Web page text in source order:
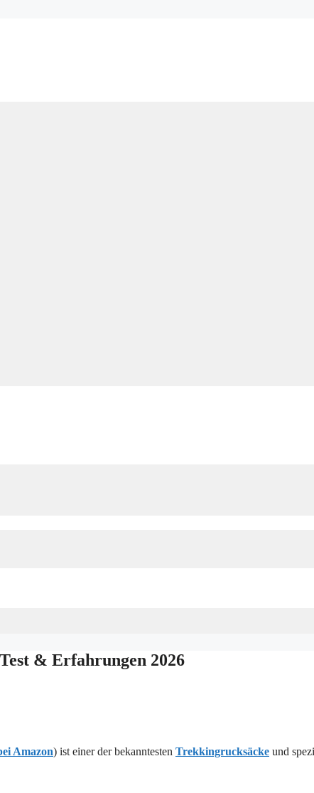
& Erfahrungen 2026
Amazon) ist einer der bekanntesten Trekkingrucksäcke und